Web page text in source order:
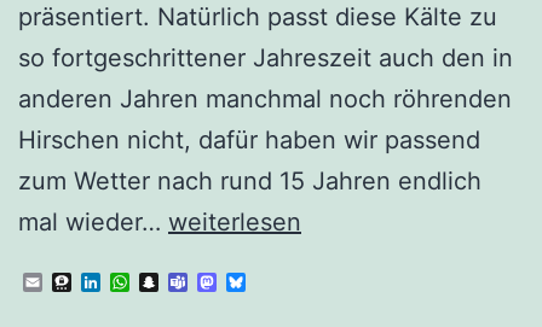
präsentiert. Natürlich passt diese Kälte zu
so fortgeschrittener Jahreszeit auch den in
anderen Jahren manchmal noch röhrenden
Hirschen nicht, dafür haben wir passend
zum Wetter nach rund 15 Jahren endlich
mal wieder… Nationalpark
weiterlesen
EmailThreema
LinkedIn
WhatsApp
Snapchat
TeamsMastodon